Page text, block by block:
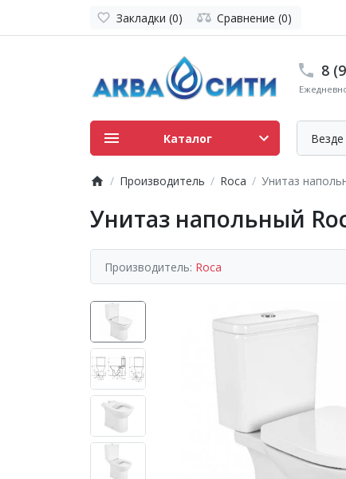
Закладки (0) Сравнение (0)
8
Везде
Каталог
Производитель Roca Унитаз
Унитаз напольный
Производитель: Roca